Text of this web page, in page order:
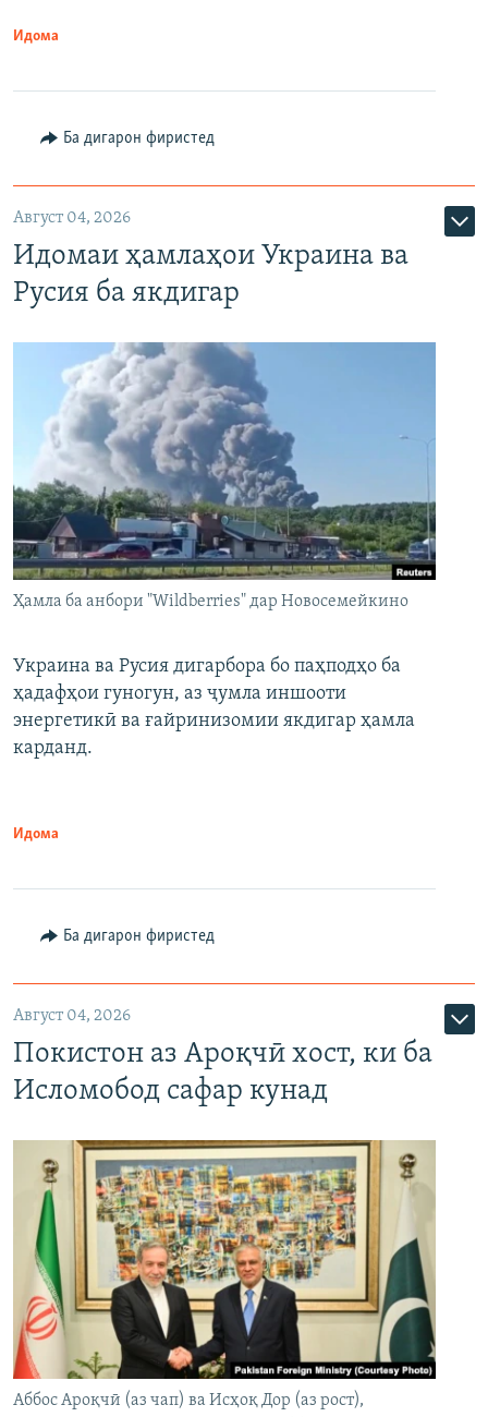
Идома
Ба дигарон фиристед
Август 04, 2026
Идомаи ҳамлаҳои Украина ва
Русия ба якдигар
Ҳамла ба анбори "Wildberries" дар Новосемейкино
Украина ва Русия дигарбора бо паҳподҳо ба
ҳадафҳои гуногун, аз ҷумла иншооти
энергетикӣ ва ғайринизомии якдигар ҳамла
карданд.
Идома
Ба дигарон фиристед
Август 04, 2026
Покистон аз Ароқчӣ хост, ки ба
Исломобод сафар кунад
Аббос Ароқчӣ (аз чап) ва Исҳоқ Дор (аз рост),